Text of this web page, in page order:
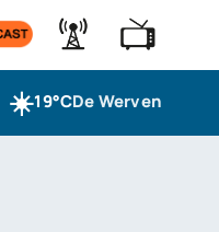
☀️19°CDe Werven